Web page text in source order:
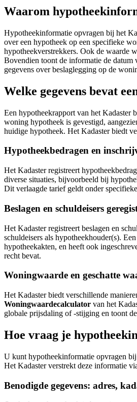
Waarom
Hypotheekinformatie opvragen bij het
over een hypotheek op een specifieke
hypotheekverstrekkers. Ook de waarde
Bovendien toont de informatie de
gegevens over beslaglegging op de
Welke gegevens bevat
Een hypotheekrapport van het Kadaster
woning hypotheek is gevestigd,
huidige hypotheek. Het Kadaster biedt
Hypotheekbedragen en
Het Kadaster registreert
diverse situaties, bijvoorbeeld bij
Dit verlaagde tarief geldt onder
Beslagen en schuldeisers
Het Kadaster registreert beslagen en
schuldeisers als hypotheekhouder(s).
hypotheekakten, en heeft ook
recht bevat.
Woningwaarde en geschatte
Het Kadaster biedt verschillende
Woningwaardecalculator van het
globale prijsdaling of -stijging en toont
Hoe vraag je
U kunt hypotheekinformatie opvragen
Het Kadaster verstrekt deze informatie
Benodigde gegevens: adres,